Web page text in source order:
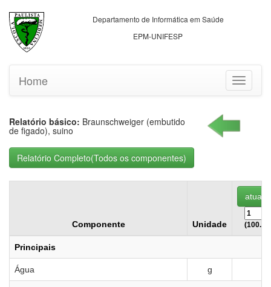
Departamento de Informática em Saúde
EPM-UNIFESP
Toggle
Home
Relatório básico: Braunschweiger (embutido
de figado), suino
Componente Unidade (100.00
Principais
Água g